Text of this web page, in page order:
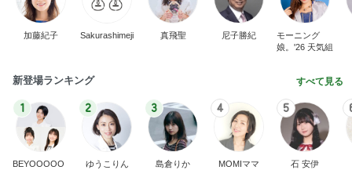
加藤紀子 Sakurashimeji 真飛聖 尼子勝紀
モーニング
娘。'26 天気組
新登場ランキング すべて見る
1
BEYOOOOO
2
ゆうこりん
3
島倉りか
4
MOMIママ
5
石 安伊